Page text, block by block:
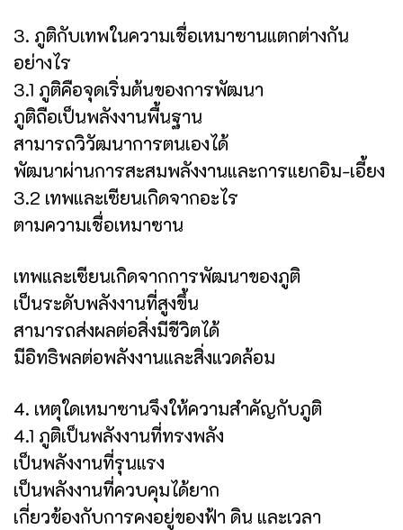
3. ภูติกับเทพในความเชื่อเหมาซานแตกต่างกัน
อย่างไร
3.1 ภูติคือจุดเริ่มต้นของการพัฒนา
ภูติถือเป็นพลังงานพื้นฐาน
สามารถวิวัฒนาการตนเองได้
พัฒนาผ่านการสะสมพลังงานและการแยกอิม-เอี้ยง
3.2 เทพและเซียนเกิดจากอะไร
ตามความเชื่อเหมาซาน
เทพและเซียนเกิดจากการพัฒนาของภูติ
เป็นระดับพลังงานที่สูงขึ้น
สามารถส่งผลต่อสิ่งมีชีวิตได้
มีอิทธิพลต่อพลังงานและสิ่งแวดล้อม
4. เหตุใดเหมาซานจึงให้ความสำคัญกับภูติ
4.1 ภูติเป็นพลังงานที่ทรงพลัง
เป็นพลังงานที่รุนแรง
เป็นพลังงานที่ควบคุมได้ยาก
เกี่ยวข้องกับการคงอยู่ของฟ้า ดิน และเวลา